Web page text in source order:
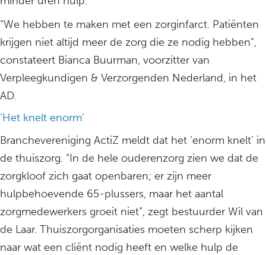
“We hebben te maken met een zorginfarct. Patiënten
krijgen niet altijd meer de zorg die ze nodig hebben”,
constateert Bianca Buurman, voorzitter van
Verpleegkundigen & Verzorgenden Nederland, in het
AD.
‘Het knelt enorm’
Branchevereniging ActiZ meldt dat het ‘enorm knelt’ in
de thuiszorg. “In de hele ouderenzorg zien we dat de
zorgkloof zich gaat openbaren; er zijn meer
hulpbehoevende 65-plussers, maar het aantal
zorgmedewerkers groeit niet”, zegt bestuurder Wil van
de Laar. Thuiszorgorganisaties moeten scherp kijken
naar wat een cliënt nodig heeft en welke hulp de